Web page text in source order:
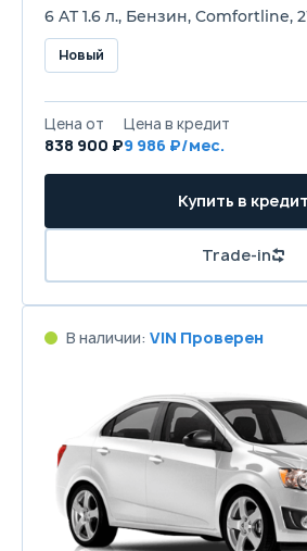
6 AT 1.6 л., Бензин, Comfortline,
Новый
Цена от
838 900 ₽
Цена в кредит
9 986 ₽/мес.
Купить в кредит
Trade-in
В наличии: VIN Проверен